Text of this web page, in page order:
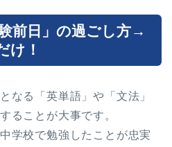
前日」の過ごし方→
け！
なる「英単語」や「文法」
ることが大事です。
学校で勉強したことが忠実